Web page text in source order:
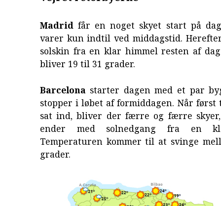
Madrid får en noget skyet start på
varer kun indtil ved middagstid.
solskin fra en klar himmel resten af
bliver 19 til 31 grader.
Barcelonastarter dagen med et par
stopper i løbet af formiddagen. Når
sat ind, bliver der færre og færre
ender med solnedgang fra en
Temperaturen kommer til at svinge
grader.